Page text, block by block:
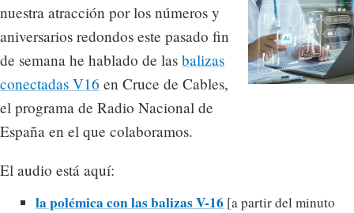
nuestra atracción por los números y
aniversarios redondos este pasado fin
de semana he hablado de las balizas
conectadas V16 en Cruce de Cables,
el programa de Radio Nacional de
España en el que colaboramos.
El audio está aquí:
la polémica con las balizas V-16[a partir del minuto